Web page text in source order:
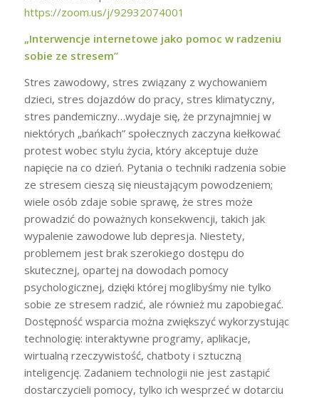
https://zoom.us/j/92932074001
„Interwencje internetowe jako pomoc w radzeniu
sobie ze stresem”
Stres zawodowy, stres związany z wychowaniem
dzieci, stres dojazdów do pracy, stres klimatyczny,
stres pandemiczny…wydaje się, że przynajmniej w
niektórych „bańkach” społecznych zaczyna kiełkować
protest wobec stylu życia, który akceptuje duże
napięcie na co dzień. Pytania o techniki radzenia sobie
ze stresem cieszą się nieustającym powodzeniem;
wiele osób zdaje sobie sprawę, że stres może
prowadzić do poważnych konsekwencji, takich jak
wypalenie zawodowe lub depresja. Niestety,
problemem jest brak szerokiego dostępu do
skutecznej, opartej na dowodach pomocy
psychologicznej, dzięki której moglibyśmy nie tylko
sobie ze stresem radzić, ale również mu zapobiegać.
Dostępność wsparcia można zwiększyć wykorzystując
technologię: interaktywne programy, aplikacje,
wirtualną rzeczywistość, chatboty i sztuczną
inteligencję. Zadaniem technologii nie jest zastąpić
dostarczycieli pomocy, tylko ich wesprzeć w dotarciu